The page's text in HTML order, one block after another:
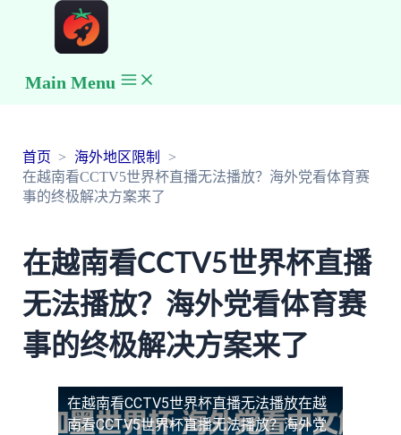
Main Menu
首页
海外地区限制
在越南看CCTV5世界杯直播无法播放？海外党看体育赛
事的终极解决方案来了
在越南看CCTV5世界杯直播
无法播放？海外党看体育赛
事的终极解决方案来了
在越南看CCTV5世界杯直播无法播放在越
南看CCTV5世界杯直播无法播放？海外党